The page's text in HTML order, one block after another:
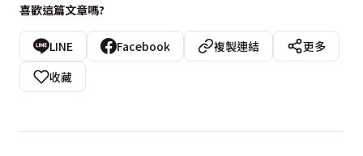
喜歡這篇文章嗎?
LINE Facebook 複製連結
更多
收藏